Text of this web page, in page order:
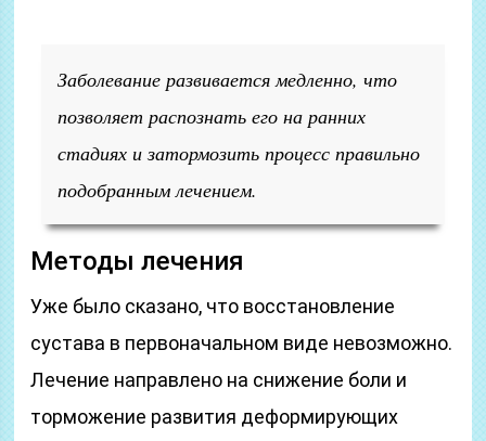
Заболевание развивается медленно, что
позволяет распознать его на ранних
стадиях и затормозить процесс правильно
подобранным лечением.
Методы лечения
Уже было сказано, что восстановление
сустава в первоначальном виде невозможно.
Лечение направлено на снижение боли и
торможение развития деформирующих